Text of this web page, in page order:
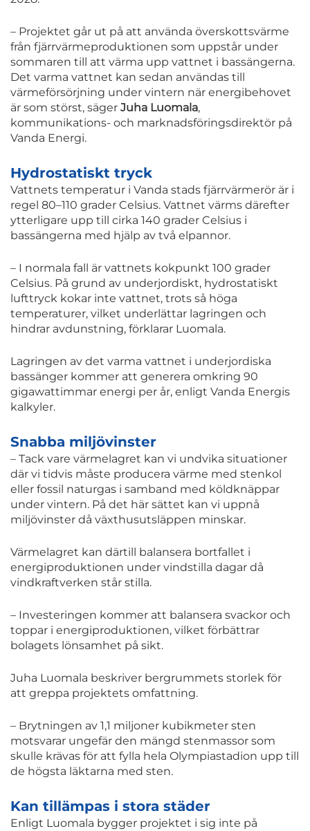
– Projektet går ut på att använda överskottsvärme
från fjärrvärmeproduktionen som uppstår under
sommaren till att värma upp vattnet i bassängerna.
Det varma vattnet kan sedan användas till
värmeförsörjning under vintern när energibehovet
är som störst, säger Juha Luomala,
kommunikations- och marknadsföringsdirektör på
Vanda Energi.
Hydrostatiskt tryck
Vattnets temperatur i Vanda stads fjärrvärmerör är i
regel 80–110 grader Celsius. Vattnet värms därefter
ytterligare upp till cirka 140 grader Celsius i
bassängerna med hjälp av två elpannor.
– I normala fall är vattnets kokpunkt 100 grader
Celsius. På grund av underjordiskt, hydrostatiskt
lufttryck kokar inte vattnet, trots så höga
temperaturer, vilket underlättar lagringen och
hindrar avdunstning, förklarar Luomala.
Lagringen av det varma vattnet i underjordiska
bassänger kommer att generera omkring 90
gigawattimmar energi per år, enligt Vanda Energis
kalkyler.
Snabba miljövinster
– Tack vare värmelagret kan vi undvika situationer
där vi tidvis måste producera värme med stenkol
eller fossil naturgas i samband med köldknäppar
under vintern. På det här sättet kan vi uppnå
miljövinster då växthusutsläppen minskar.
Värmelagret kan därtill balansera bortfallet i
energiproduktionen under vindstilla dagar då
vindkraftverken står stilla.
– Investeringen kommer att balansera svackor och
toppar i energiproduktionen, vilket förbättrar
bolagets lönsamhet på sikt.
Juha Luomala beskriver bergrummets storlek för
att greppa projektets omfattning.
– Brytningen av 1,1 miljoner kubikmeter sten
motsvarar ungefär den mängd stenmassor som
skulle krävas för att fylla hela Olympiastadion upp till
de högsta läktarna med sten.
Kan tillämpas i stora städer
Enligt Luomala bygger projektet i sig inte på